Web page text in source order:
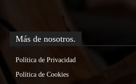
Más de nosotros.
Política de Privacidad
Política de Cookies